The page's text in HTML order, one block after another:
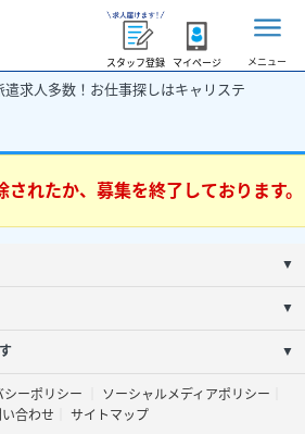
スタッフ登録 マイページ メニュー
遣求人多数！お仕事探しはキャリステ
されたか、募集を終了しております。
▼
▼
▼
シーポリシー
ソーシャルメディアポリシー
合わせ
サイトマップ